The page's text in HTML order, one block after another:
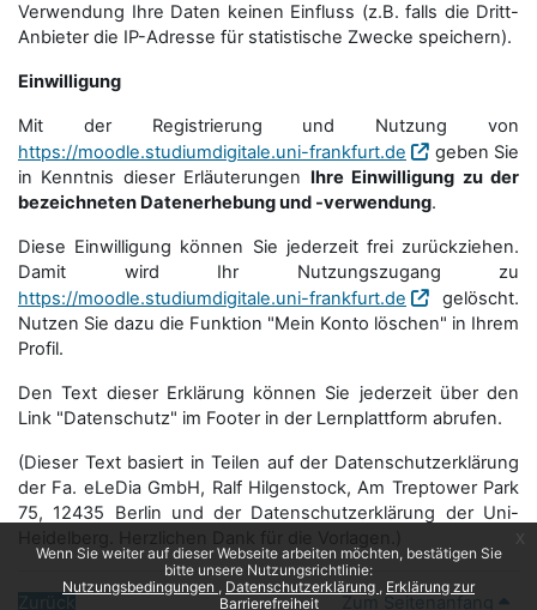
Wenn Sie weiter auf dieser Webseite arbeiten möchten, bestätigen Sie
bitte unsere Nutzungsrichtlinie:
Nutzungsbedingungen
Datenschutzerklärung
Erklärung zur
Barrierefreiheit
Verwendung Ihre Daten keinen Einfluss (z.B. falls die Dritt-
Anbieter die IP-Adresse für statistische Zwecke speichern).
Einwilligung
Mit der Registrierung und Nutzung von
https://moodle.studiumdigitale.uni-frankfurt.de
geben Sie
in Kenntnis dieser Erläuterungen Ihre Einwilligung zu der
bezeichneten Datenerhebung und -verwendung.
Diese Einwilligung können Sie jederzeit frei zurückziehen.
Damit wird Ihr Nutzungszugang zu
https://moodle.studiumdigitale.uni-frankfurt.de
gelöscht.
Nutzen Sie dazu die Funktion "Mein Konto löschen" in Ihrem
Profil.
Den Text dieser Erklärung können Sie jederzeit über den
Link "Datenschutz" im Footer in der Lernplattform abrufen.
(Dieser Text basiert in Teilen auf der Datenschutzerklärung
der Fa. eLeDia GmbH, Ralf Hilgenstock, Am Treptower Park
75, 12435 Berlin und der Datenschutzerklärung der Uni-
Zurück Zum Seitenanfang